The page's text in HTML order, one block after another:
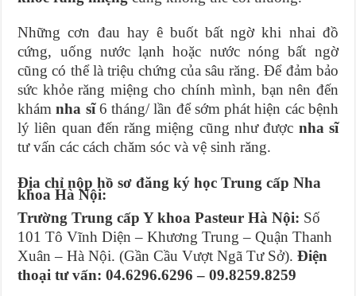
Những cơn đau hay ê buốt bất ngờ khi nhai đồ
cứng, uống nước lạnh hoặc nước nóng bất ngờ
cũng có thể là triệu chứng của sâu răng. Để đảm bảo
sức khỏe răng miệng cho chính mình, bạn nên đến
khámnha sĩ6 tháng/ lần để sớm phát hiện các bệnh
lý liên quan đến răng miệng cũng như được nha sĩ
tư vấn các cách chăm sóc và vệ sinh răng.
Địa chỉ nộp hồ sơ đăng ký học Trung cấp Nha
khoa Hà Nội:
Trường Trung cấp Y khoa Pasteur Hà Nội: Số
101 Tô Vĩnh Diện – Khương Trung – Quận Thanh
Xuân – Hà Nội. (Gần Cầu Vượt Ngã Tư Sở).Điện
thoại tư vấn: 04.6296.6296 – 09.8259.8259